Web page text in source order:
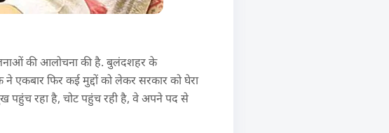
की आलोचना की है. बुलंदशहर के
एकबार फिर कई मुद्दों को लेकर सरकार को घेरा
पहुंच रहा है, चोट पहुंच रही है, वे अपने पद से